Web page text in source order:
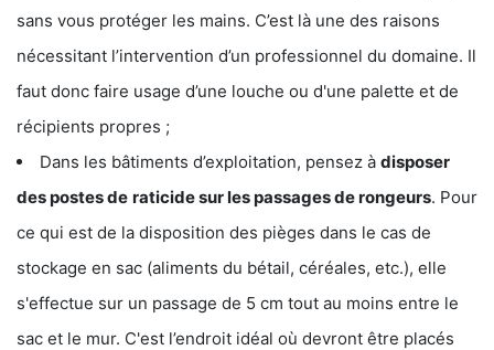
sans vous protéger les mains. C’est là une des raisons
nécessitant l’intervention d’un professionnel du domaine. Il
faut donc faire usage d’une louche ou d'une palette et de
récipients propres ;
Dans les bâtiments d’exploitation, pensez à disposer
des postes de raticide sur les passages de rongeurs. Pour
ce qui est de la disposition des pièges dans le cas de
stockage en sac (aliments du bétail, céréales, etc.), elle
s'effectue sur un passage de 5 cm tout au moins entre le
sac et le mur. C'est l’endroit idéal où devront être placés